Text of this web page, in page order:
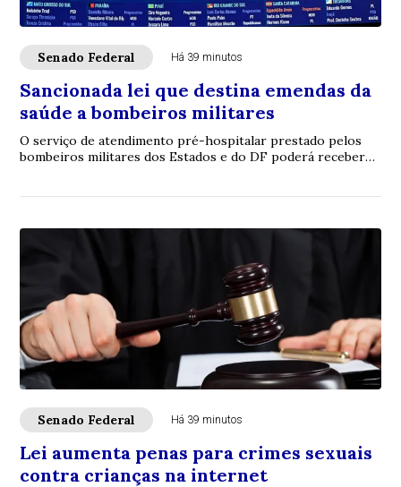
Senado Federal Há 39 minutos
Sancionada lei que destina emendas da
saúde a bombeiros militares
O serviço de atendimento pré-hospitalar prestado pelos
bombeiros militares dos Estados e do DF poderá receber
Senado Federal Há 39 minutos
Lei aumenta penas para crimes sexuais
contra crianças na internet